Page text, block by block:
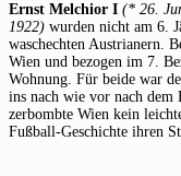
Ernst Melchior I (* 26.
1922) wurden nicht am 6.
waschechten Austrianern.
Wien und bezogen im 7.
Wohnung. Für beide war
ins nach wie vor nach dem
zerbombte Wien kein
Fußball-Geschichte ihren